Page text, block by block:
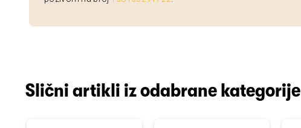
Slični artikli iz odabrane kategorije